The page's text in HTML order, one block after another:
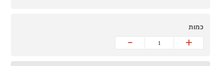
כמות
+
-